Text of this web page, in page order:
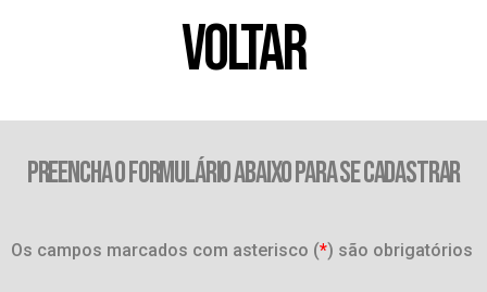
VOLTAR
PREENCHA O FORMULÁRIO ABAIXO PARA SE CADASTRAR
Os campos marcados com asterisco (*) são obrigatórios